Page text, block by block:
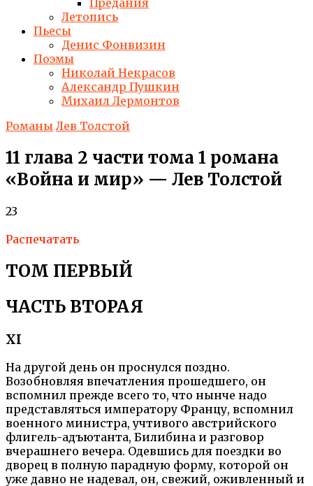
Предания
Летопись
Пьесы
Денис Фонвизин
Поэмы
Николай Некрасов
Александр Пушкин
Михаил Лермонтов
Романы Лев Толстой
11 глава 2 части тома 1 романа
«Война и мир» — Лев Толстой
23
Распечатать
ТОМ ПЕРВЫЙ
ЧАСТЬ ВТОРАЯ
XI
На другой день он проснулся поздно.
Возобновляя впечатления прошедшего, он
вспомнил прежде всего то, что нынче надо
представляться императору Францу, вспомнил
военного министра, учтивого австрийского
флигель-адъютанта, Билибина и разговор
вчерашнего вечера. Одевшись для поездки во
дворец в полную парадную форму, которой он
уже давно не надевал, он, свежий, оживленный и